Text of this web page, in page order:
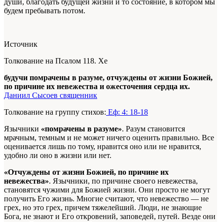
души, благодать будущей жизни и то состояние, в котором мы
будем пребывать потом.
Источник
Толкование на Псалом 118. Хе
будучи помрачены в разуме, отчуждены от жизни Божией,
по причине их невежества и ожесточения сердца их.
Даниил Сысоев священник
Толкование на группу стихов: Еф: 4: 18-18
Язычники «помрачены в разуме». Разум становится
мрачным, темным и не может ничего оценить правильно. Все
оценивается лишь по тому, нравится оно или не нравится,
удобно ли оно в жизни или нет.
«Отчуждены от жизни Божией, по причине их
невежества». Язычники, по причине своего невежества,
становятся чужими для Божией жизни. Они просто не могут
получить Его жизнь. Многие считают, что невежество — не
грех, но это грех, причем тяжелейший. Люди, не знающие
Бога, не знают и Его откровений, заповедей, путей. Везде они